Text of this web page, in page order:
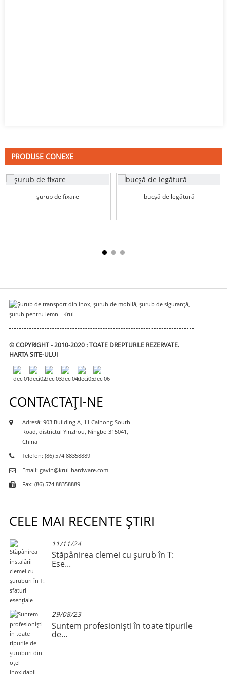
PRODUSE CONEXE
șurub de fixare bucșă de legătură
© COPYRIGHT - 2010-2020 : TOATE DREPTURILE REZERVATE.
HARTA SITE-ULUI
CONTACTAŢI-NE
Adresă: 903 Building A, 11 Caihong South
Road, districtul Yinzhou, Ningbo 315041,
China
Telefon: (86) 574 88358889
Email: gavin@krui-hardware.com
Fax: (86) 574 88358889
CELE MAI RECENTE ȘTIRI
11/11/24
Stăpânirea clemei cu șurub în T:
Ese...
29/08/23
Suntem profesioniști în toate tipurile
de...